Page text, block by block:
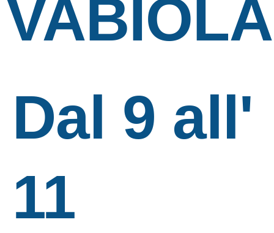
VABIOLA
Dal 9 all'
11